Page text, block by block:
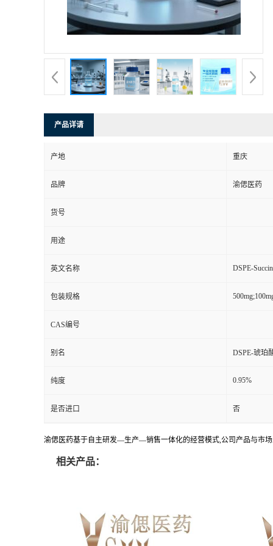
产品详请
产地 重庆
品牌 渝偲医药
货号
用途
英文名称 DSPE-
包装规格
CAS编号
别名 DSPE-琥珀
纯度 0.95%
是否进口 否
渝偲医药基于自主研发—生产—销售一体化的经营模式,公司产品与市
相关产品：